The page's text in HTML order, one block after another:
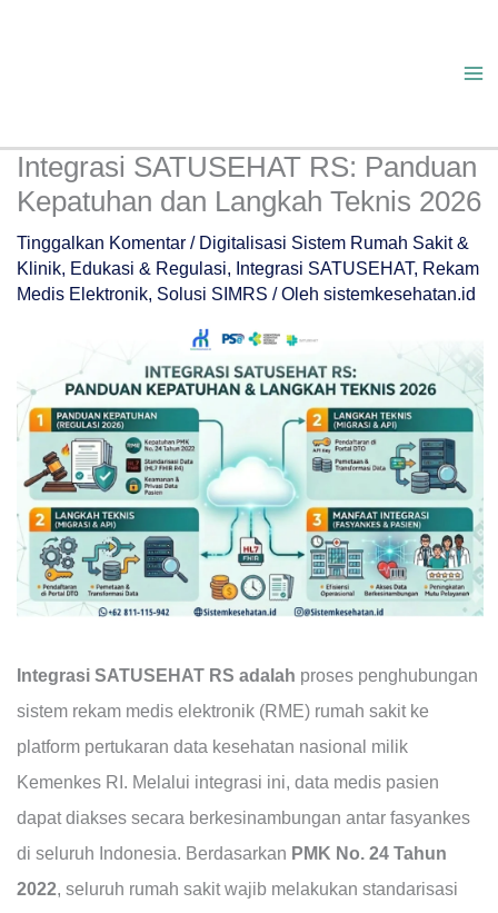
Integrasi SATUSEHAT RS: Panduan
Kepatuhan dan Langkah Teknis 2026
Tinggalkan Komentar / Digitalisasi Sistem Rumah Sakit &
Klinik, Edukasi & Regulasi, Integrasi SATUSEHAT, Rekam
Medis Elektronik, Solusi SIMRS / Oleh sistemkesehatan.id
Integrasi SATUSEHAT RS adalah proses penghubungan
sistem rekam medis elektronik (RME) rumah sakit ke
platform pertukaran data kesehatan nasional milik
Kemenkes RI. Melalui integrasi ini, data medis pasien
dapat diakses secara berkesinambungan antar fasyankes
di seluruh Indonesia. Berdasarkan PMK No. 24 Tahun
2022, seluruh rumah sakit wajib melakukan standarisasi